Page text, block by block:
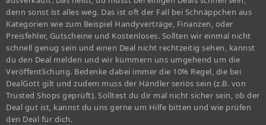
denn sonst ist alles weg. Das ist oft der Fall bei Schnäppchen aus
Kategorien wie zum Beispiel Handyverträge, Finanzen, oder
Preisfehler, Gutscheine und Kostenloses. Sollten wir einmal nicht
schnell genug sein und einen Deal nicht rechtzeitig sehen, kannst
du den Deal melden und wir kümmern uns umgehend um die
Veröffentlichung. Bedenke dabei immer die 10% Regel, die bei
DealGott gilt und zudem muss der Händler seriös sein (z.B. von
Trusted Shops geprüft). Solltest du dir mal nicht sicher sein, ob der
Deal gut ist, kannst du uns gerne um Hilfe bitten und wie prüfen
den Deal für dich.